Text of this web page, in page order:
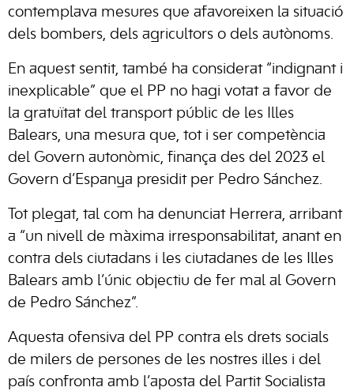
contemplava mesures que afavoreixen la situació
dels bombers, dels agricultors o dels autònoms.
En aquest sentit, també ha considerat “indignant i
inexplicable” que el PP no hagi votat a favor de
la gratuïtat del transport públic de les Illes
Balears, una mesura que, tot i ser competència
del Govern autonòmic, finança des del 2023 el
Govern d’Espanya presidit per Pedro Sánchez.
Tot plegat, tal com ha denunciat Herrera, arribant
a “un nivell de màxima irresponsabilitat, anant en
contra dels ciutadans i les ciutadanes de les Illes
Balears amb l’únic objectiu de fer mal al Govern
de Pedro Sánchez”.
Aquesta ofensiva del PP contra els drets socials
de milers de persones de les nostres illes i del
país confronta amb l’aposta del Partit Socialista